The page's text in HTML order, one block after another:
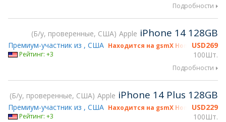
Подробности
Б/у, проверенные, США Apple iPhone 14 128GB
USD269
100Шт.
Премиум-участник из , США Находится на gsmX Hong Kong 2026
Рейтинг: +3
Подробности
Б/у, проверенные, США Apple iPhone 14 Plus 128GB
USD229
100Шт.
Премиум-участник из , США Находится на gsmX Hong Kong 2026
Рейтинг: +3